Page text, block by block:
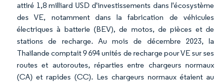
attiré 1,8 milliard USD d'investissements dans l'écosystème
des VE, notamment dans la fabrication de véhicules
électriques à batterie (BEV), de motos, de pièces et de
stations de recharge. Au mois de décembre 2023, la
Thaïlande comptait 9 694 unités de recharge pour VE sur ses
routes et autoroutes, réparties entre chargeurs normaux
(CA) et rapides (CC). Les chargeurs normaux étaient au